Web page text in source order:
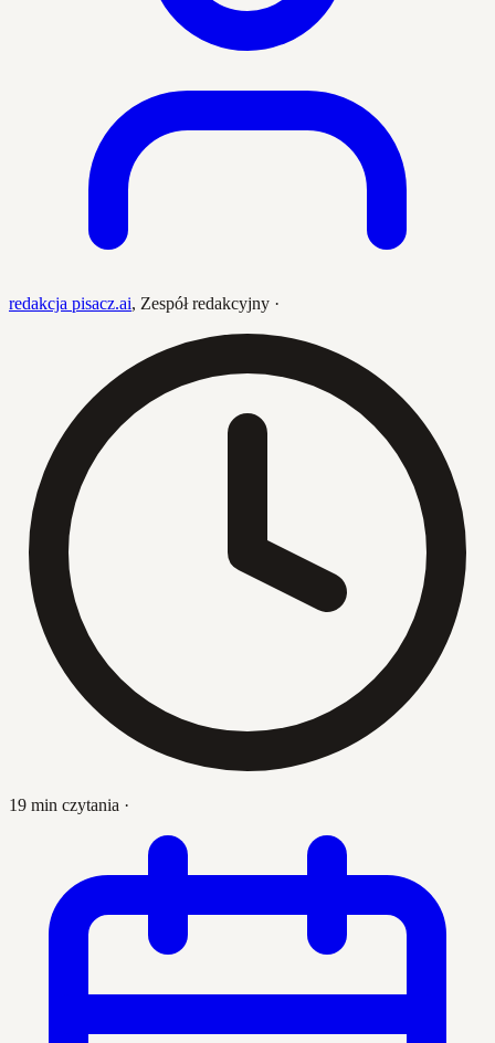
redakcja pisacz.ai, Zespół redakcyjny ·
19 min czytania ·